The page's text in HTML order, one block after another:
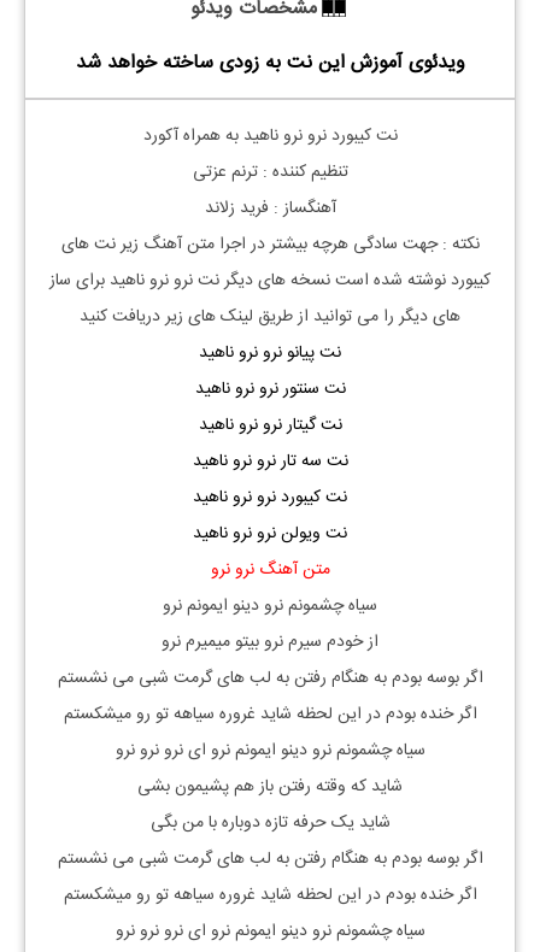
مشخصات ویدئو
ویدئوی آموزش این نت به زودی ساخته خواهد شد
نت کیبورد نرو نرو ناهید به همراه آکورد
تنظیم کننده : ترنم عزتی
آهنگساز : فرید زلاند
نکته : جهت سادگی هرچه بیشتر در اجرا متن آهنگ زیر نت های
کیبورد نوشته شده است نسخه های دیگر نتنرو نرو ناهید برای ساز
های دیگر را می توانید از طریق لینک های زیر دریافت کنید
نت پیانو نرو نرو ناهید
نت سنتور نرو نرو ناهید
نت گیتار نرو نرو ناهید
نت سه تار نرو نرو ناهید
نت کیبورد نرو نرو ناهید
نت ویولن نرو نرو ناهید
متن آهنگ نرو نرو
سیاه چشمونم نرو دینو ایمونم نرو
از خودم سیرم نرو بیتو میمیرم نرو
اگر بوسه بودم به هنگام رفتن به لب های گرمت شبی می نشستم
اگر خنده بودم در این لحظه شاید غروره سیاهه تو رو میشکستم
سیاه چشمونم نرو دینو ایمونم نرو ای نرو نرو نرو
شاید که وقته رفتن باز هم پشیمون بشی
شاید یک حرفه تازه دوباره با من بگی
اگر بوسه بودم به هنگام رفتن به لب های گرمت شبی می نشستم
اگر خنده بودم در این لحظه شاید غروره سیاهه تو رو میشکستم
سیاه چشمونم نرو دینو ایمونم نرو ای نرو نرو نرو